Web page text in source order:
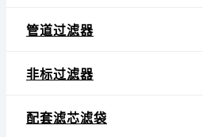
管道过滤器
非标过滤器
配套滤芯滤袋